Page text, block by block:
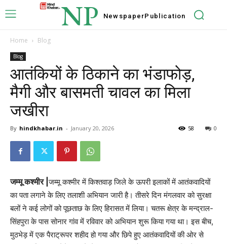
NP NewspaperPublication
Home Blog
Blog
आतंकियों के ठिकाने का भंडाफोड़,
मैगी और बासमती चावल का मिला
जखीरा
By hindkhabar.in - January 20, 2026 0
58
जम्मू कश्मीर |जम्मू कश्मीर में किश्तवाड़ जिले के ऊपरी इलाकों में आतंकवादियों
का पता लगाने के लिए तलाशी अभियान जारी है। तीसरे दिन मंगलवार को सुरक्षा
बलों ने कई लोगों को पूछताछ के लिए हिरासत में लिया। चतरू क्षेत्र के मन्द्राल-
सिंहपुरा के पास सोनार गांव में रविवार को अभियान शुरू किया गया था। इस बीच,
मुठभेड़ में एक पैराट्रूपर शहीद हो गया और छिपे हुए आतंकवादियों की ओर से